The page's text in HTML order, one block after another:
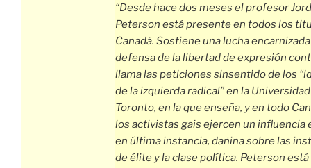
“Desde hace dos meses el profesor
Peterson está presente en todos los
Canadá. Sostiene una lucha
defensa de la libertad de expresión
llama las peticiones sinsentido de los
de la izquierda radical” en la
Toronto, en la que enseña, y en todo
los activistas gais ejercen un influencia
en última instancia, dañina sobre las
de élite y la clase política. Peterson está